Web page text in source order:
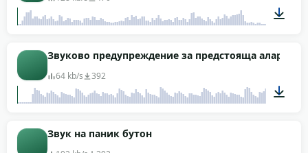
00:08
Звуково предупреждение за предстояща аларма
64 kb/s 392
Звук на паник бутон